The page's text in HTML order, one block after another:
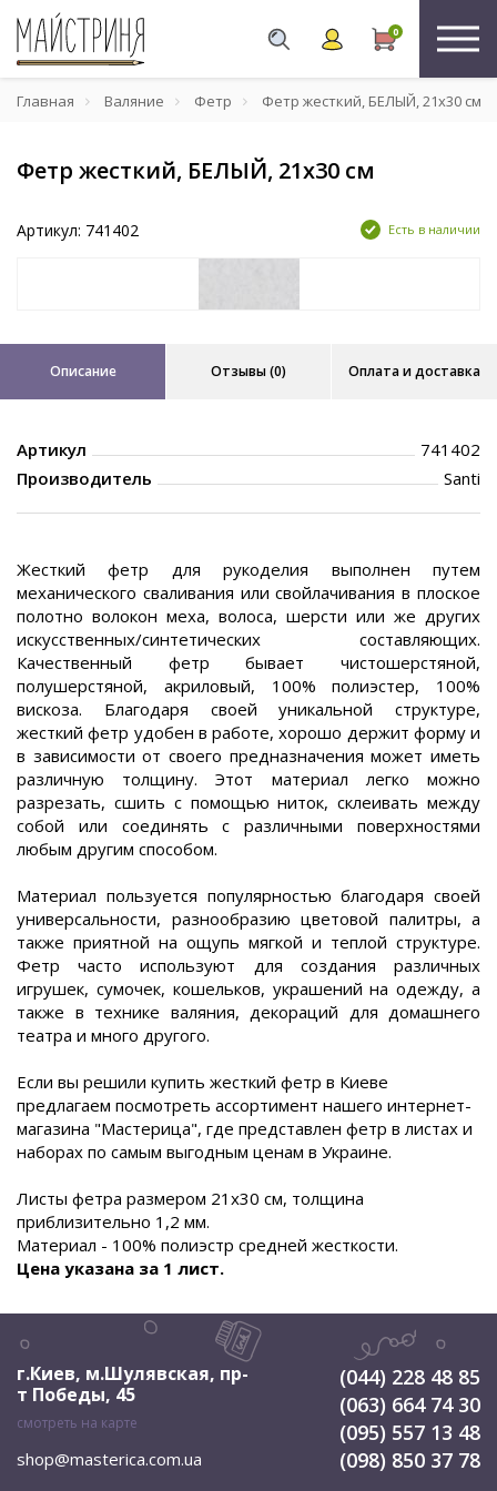
0
Главная Валяние Фетр Фетр жесткий, БЕЛЫЙ, 21x30 см
Фетр жесткий, БЕЛЫЙ, 21x30 см
Артикул: 741402 Есть в наличии
Описание Отзывы (0) Оплата и доставка
Артикул
741402
Производитель
Santi
Жесткий фетр для рукоделия выполнен путем
механического сваливания или свойлачивания в плоское
полотно волокон меха, волоса, шерсти или же других
искусственных/синтетических составляющих.
Качественный фетр бывает чистошерстяной,
полушерстяной, акриловый, 100% полиэстер, 100%
вискоза. Благодаря своей уникальной структуре,
жесткий фетр удобен в работе, хорошо держит форму и
в зависимости от своего предназначения может иметь
различную толщину. Этот материал легко можно
разрезать, сшить с помощью ниток, склеивать между
собой или соединять с различными поверхностями
любым другим способом.
Материал пользуется популярностью благодаря своей
универсальности, разнообразию цветовой палитры, а
также приятной на ощупь мягкой и теплой структуре.
Фетр часто используют для создания различных
игрушек, сумочек, кошельков, украшений на одежду, а
также в технике валяния, декораций для домашнего
театра и много другого.
Если вы решили купить жесткий фетр в Киеве
предлагаем посмотреть ассортимент нашего интернет-
магазина "Мастерица", где представлен фетр в листах и
наборах по самым выгодным ценам в Украине.
Листы фетра размером 21х30 см, толщина
приблизительно 1,2 мм.
Материал - 100% полиэстр средней жесткости.
Цена указана за 1 лист.
г.Киев, м.Шулявская, пр-
т Победы, 45
смотреть на карте
shop@masterica.com.ua
(044) 228 48 85
(063) 664 74 30
(095) 557 13 48
(098) 850 37 78